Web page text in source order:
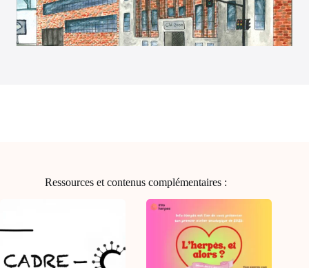
Ressources et contenus complémentaires :